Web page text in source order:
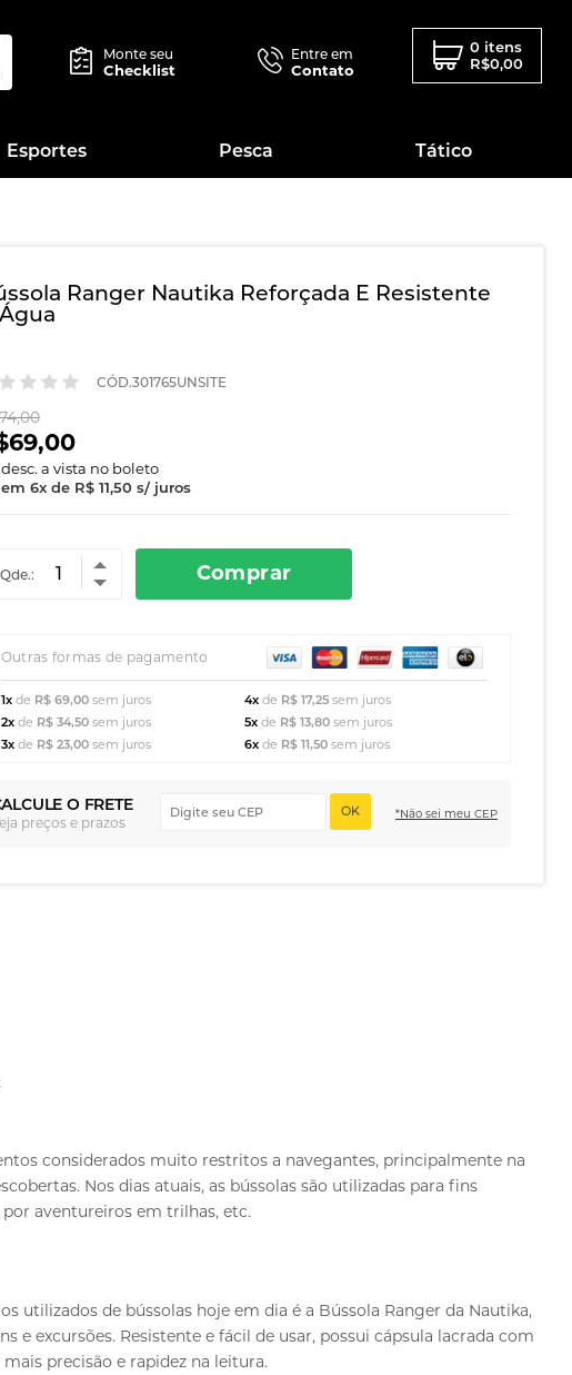
Monte seu
Checklist
Entre em
Contato
0 itens
R$0,00
Esportes Pesca Tático
Ranger Nautika Reforçada E Resistente
CÓD.301765UNSITE
desc. a vista no boleto
6xde R$ 11,50s/ juros
Qde.: Comprar
Outras formas de pagamento
1x de R$ 69,00sem juros
2x de R$ 34,50sem juros
3x de R$ 23,00sem juros
4x de R$ 17,25sem juros
5x de R$ 13,80sem juros
6x de R$ 11,50sem juros
O FRETE
preços e prazos
OK *Não sei meu CEP
considerados muito restritos a navegantes, principalmente na
Nos dias atuais, as bússolas são utilizadas para fins
aventureiros em trilhas, etc.
utilizados de bússolas hoje em dia é a Bússola Ranger da Nautika,
e excursões. Resistente e fácil de usar, possui cápsula lacrada com
precisão e rapidez na leitura.